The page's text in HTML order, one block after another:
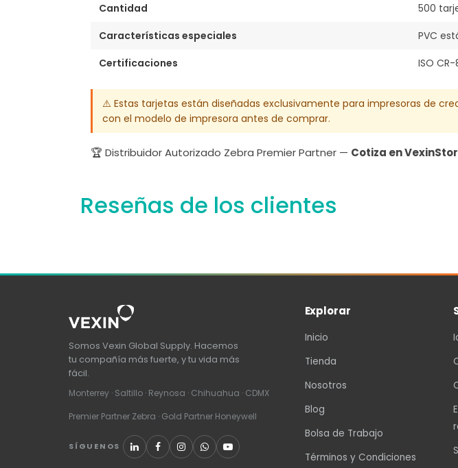
Cantidad
500
Características especiales
PVC
Certificaciones
ISO
⚠️ Estas tarjetas están diseñadas exclusivamente para impresoras de
con el modelo de impresora antes de comprar.
🏆 Distribuidor Autorizado Zebra Premier Partner — Cotiza en
Reseñas de los clientes
Somos Vexin Global Supply. Hacemos
tu compañía más fuerte, y tu vida más
fácil.
Monterrey · Saltillo · Reynosa · Chihuahua · CDMX
Premier Partner Zebra · Gold Partner Honeywell
SÍGUENOS
Explorar
Inicio
Tienda
Nosotros
Blog
Bolsa de Trabajo
Términos y Condiciones